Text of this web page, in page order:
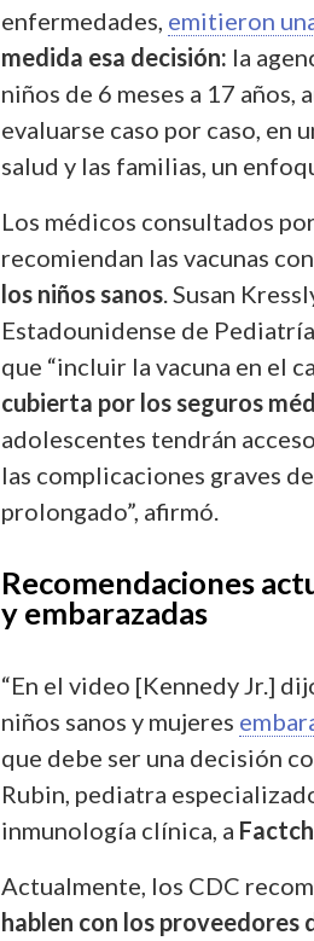
enfermedades, emitieron
medida esa decisión: la
niños de 6 meses a 17
evaluarse caso por caso, en
salud y las familias, un
Los médicos consultados
recomiendan las vacunas
los niños sanos . Susan
Estadounidense de Pediatría,
que “incluir la vacuna en el
cubierta por los seguros
adolescentes tendrán
las complicaciones graves
prolongado”, afirmó.
Recomendaciones
y embarazadas
“En el video [Kennedy Jr.]
niños sanos y mujeres
que debe ser una decisión
Rubin, pediatra
inmunología clínica, a
Actualmente, los CDC
hablen con los proveedores